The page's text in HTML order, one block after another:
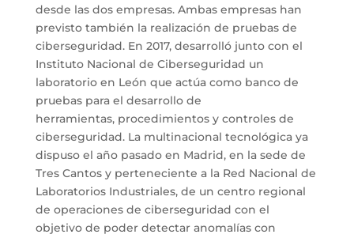
desde las dos empresas. Ambas empresas han
previsto también la realización de pruebas de
ciberseguridad. En 2017, desarrolló junto con el
Instituto Nacional de Ciberseguridad un
laboratorio en León que actúa como banco de
pruebas para el desarrollo de
herramientas, procedimientos y controles de
ciberseguridad. La multinacional tecnológica ya
dispuso el año pasado en Madrid, en la sede de
Tres Cantos y perteneciente a la Red Nacional de
Laboratorios Industriales, de un centro regional
de operaciones de ciberseguridad con el
objetivo de poder detectar anomalías con